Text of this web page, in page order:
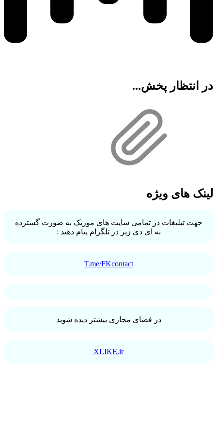
در انتظار پخش...
لینک های ویژه
جهت تبلیغات در تمامی سایت های موزیک به صورت گسترده
به ای دی زیر در تلگرام پیام دهید :
T.me/FKcontact
در فضای مجازی بیشتر دیده شوید
XLIKE.ir